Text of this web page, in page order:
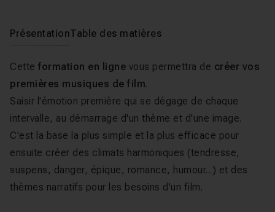
PrésentationTable des matières
Cette formation en ligne vous permettra de créer vos
premières musiques de film.
Saisir l'émotion première qui se dégage de chaque
intervalle, au démarrage d'un thème et d'une image.
C'est la base la plus simple et la plus efficace pour
ensuite créer des climats harmoniques (tendresse,
suspens, danger, épique, romance, humour...) et des
thèmes narratifs pour les besoins d'un film.